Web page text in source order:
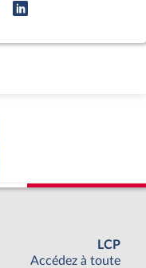
LCP
Accédez à toute